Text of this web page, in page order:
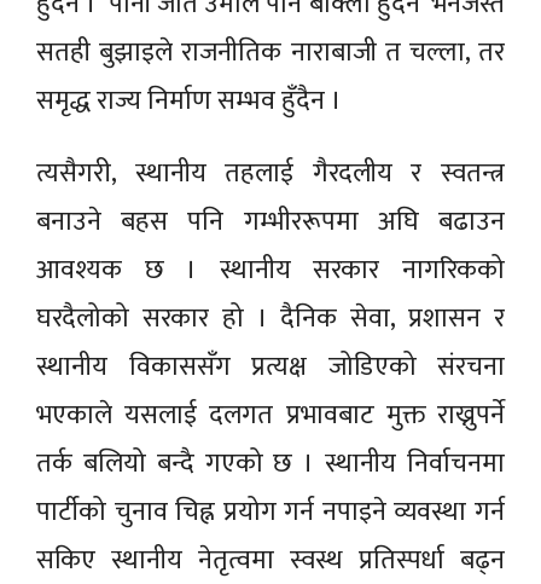
सतही बुझाइले राजनीतिक नाराबाजी त चल्ला, तर
समृद्ध राज्य निर्माण सम्भव हुँदैन ।
त्यसैगरी, स्थानीय तहलाई गैरदलीय र स्वतन्त्र
बनाउने बहस पनि गम्भीररूपमा अघि बढाउन
आवश्यक छ । स्थानीय सरकार नागरिकको
घरदैलोको सरकार हो । दैनिक सेवा, प्रशासन र
स्थानीय विकाससँग प्रत्यक्ष जोडिएको संरचना
भएकाले यसलाई दलगत प्रभावबाट मुक्त राख्नुपर्ने
तर्क बलियो बन्दै गएको छ । स्थानीय निर्वाचनमा
पार्टीको चुनाव चिह्न प्रयोग गर्न नपाइने व्यवस्था गर्न
सकिए स्थानीय नेतृत्वमा स्वस्थ प्रतिस्पर्धा बढ्न